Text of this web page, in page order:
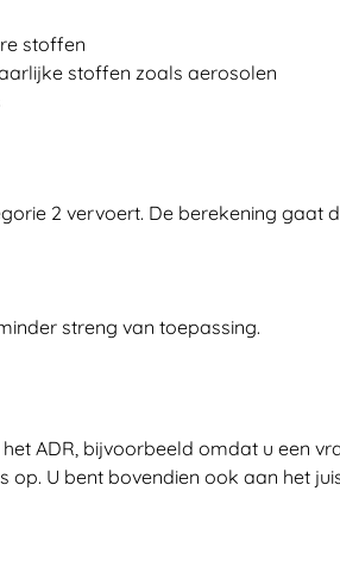
stoffen
stoffen zoals aerosolen
2 vervoert. De berekening gaat
streng van toepassing.
ADR, bijvoorbeeld omdat u een
op. U bent bovendien ook aan het